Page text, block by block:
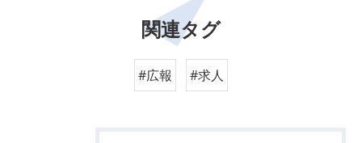
関連タグ
#広報 #求人